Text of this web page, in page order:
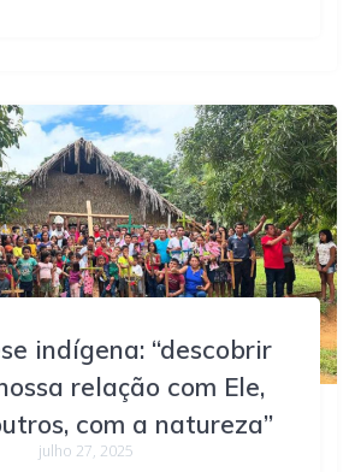
indígena: “descobrir
relação com Ele,
com a natureza”
julho 27, 2025